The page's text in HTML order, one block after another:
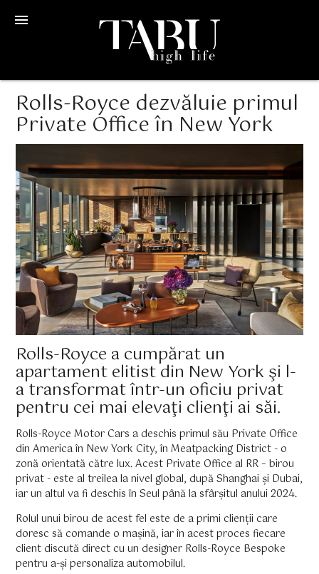
menu
Rolls-Royce dezvăluie primul
Private Office în New York
Rolls-Royce a cumpărat un
apartament elitist din New York şi l-
a transformat într-un oficiu privat
pentru cei mai elevaţi clienţi ai săi.
Rolls-Royce Motor Cars a deschis primul său Private Office
din America în New York City, în Meatpacking District - o
zonă orientată către lux. Acest Private Office al RR – birou
privat - este al treilea la nivel global, după Shanghai și Dubai,
iar un altul va fi deschis în Seul până la sfârșitul anului 2024.
Rolul unui birou de acest fel este de a primi clienții care
doresc să comande o mașină, iar în acest proces fiecare
client discută direct cu un designer Rolls-Royce Bespoke
pentru a-și personaliza automobilul.